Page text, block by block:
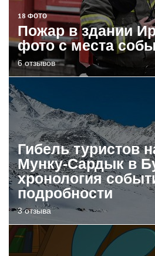
18 ФОТО
Пожар в здании
фото с места
6 отзывов
Гибель туристов
Мунку-Сардык в
хронология
подробности
3 отзыва